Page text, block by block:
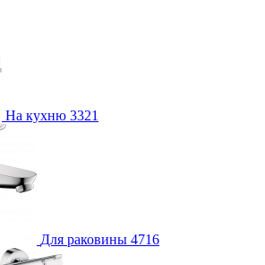
На кухню 3321
Для раковины 4716